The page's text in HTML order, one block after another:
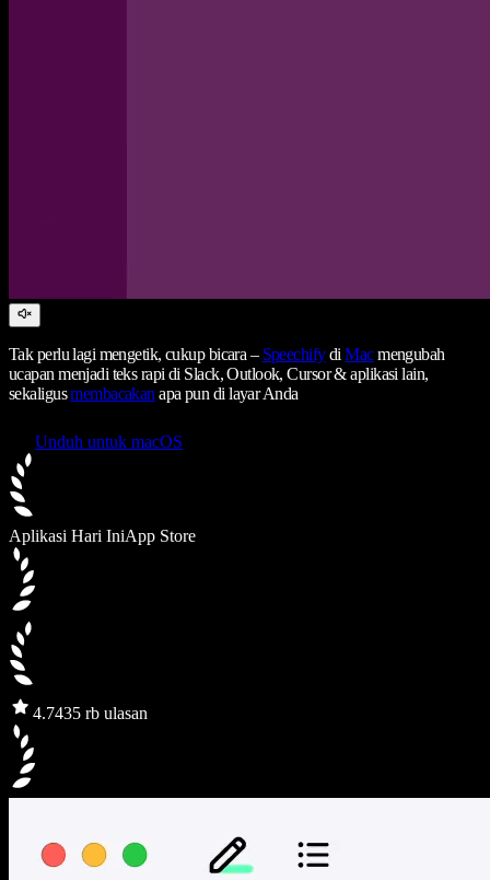
Tak perlu lagi mengetik, cukup bicara – SpeechifydiMacmengubah
ucapan menjadi teks rapi di Slack, Outlook, Cursor & aplikasi lain,
sekaligusmembacakan apa pun di layar Anda
Unduh untuk macOS
Aplikasi Hari IniApp Store
4.7435 rb ulasan